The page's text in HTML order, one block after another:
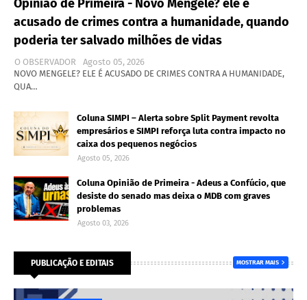
Opinião de Primeira - Novo Mengele? ele é
acusado de crimes contra a humanidade, quando
poderia ter salvado milhões de vidas
O OBSERVADOR
Agosto 05, 2026
NOVO MENGELE? ELE É ACUSADO DE CRIMES CONTRA A HUMANIDADE,
QUA…
Coluna SIMPI – Alerta sobre Split Payment revolta
empresários e SIMPI reforça luta contra impacto no
caixa dos pequenos negócios
Agosto 05, 2026
Coluna Opinião de Primeira - Adeus a Confúcio, que
desiste do senado mas deixa o MDB com graves
problemas
Agosto 03, 2026
PUBLICAÇÃO E EDITAIS MOSTRAR MAIS